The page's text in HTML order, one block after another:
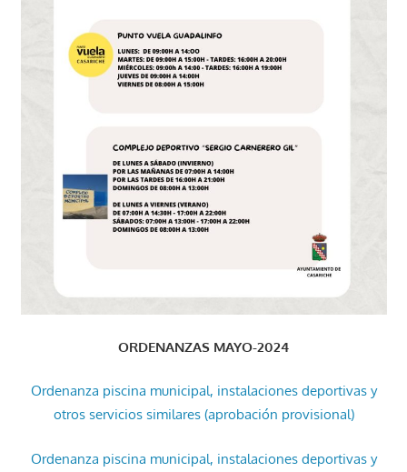
ORDENANZAS MAYO-2024
Ordenanza piscina municipal, instalaciones deportivas y
otros servicios similares (aprobación provisional)
Ordenanza piscina municipal, instalaciones deportivas y